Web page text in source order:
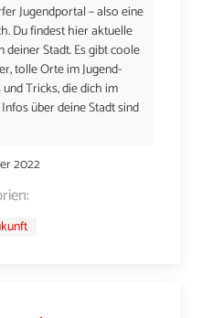
Jugendportal – also eine
Du findest hier aktuelle
deiner Stadt. Es gibt coole
tolle Orte im Jugend-
Tricks, die dich im
über deine Stadt sind
2022